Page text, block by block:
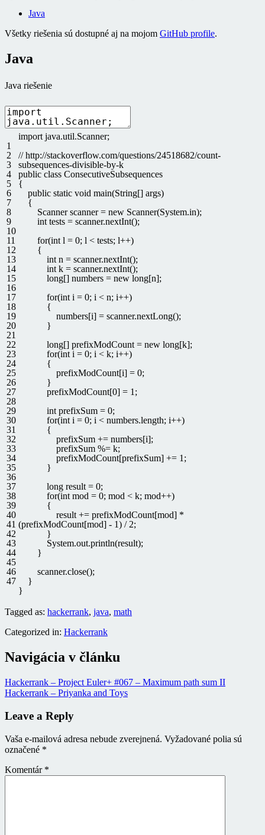
Java
Všetky riešenia sú dostupné aj na mojom GitHub profile.
Java
Java riešenie
1
2
3
4
5
6
7
8
9
10
11
12
13
14
15
16
17
18
19
20
21
22
23
24
25
26
27
28
29
30
31
32
33
34
35
36
37
38
39
40
41
42
43
44
45
46
47
importjava.util.Scanner;
// http://stackoverflow.com/questions/24518682/count-
subsequences-divisible-by-k
public class ConsecutiveSubsequences
{
public static void main(String[] args)
{
Scannerscanner = new Scanner(System.in);
int tests = scanner.nextInt();
for(int l = 0; l < tests; l++)
{
int n = scanner.nextInt();
int k = scanner.nextInt();
long[] numbers = new long[n];
for(int i = 0; i < n; i++)
{
numbers[i] = scanner.nextLong();
}
long[] prefixModCount = new long[k];
for(int i = 0; i < k; i++)
{
prefixModCount[i] = 0;
}
prefixModCount[0] = 1;
int prefixSum = 0;
for(int i = 0; i < numbers.length; i++)
{
prefixSum += numbers[i];
prefixSum %= k;
prefixModCount[prefixSum] += 1;
}
long result = 0;
for(int mod = 0; mod < k; mod++)
{
result += prefixModCount[mod] *
(prefixModCount[mod] - 1) / 2;
}
System.out.println(result);
}
scanner.close();
}
}
Tagged as: hackerrank, java, math
Categorized in: Hackerrank
Navigácia v článku
Hackerrank – Project Euler+ #067 – Maximum path sum II
Hackerrank – Priyanka and Toys
Leave a Reply
Vaša e-mailová adresa nebude zverejnená. Vyžadované polia sú
označené *
Komentár *